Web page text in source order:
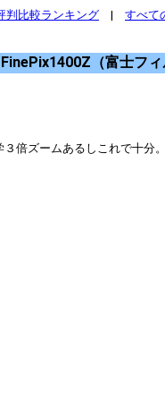
判比較ランキング | すべて
FinePix1400Z（富士フィ
倍ズームあるしこれで十分